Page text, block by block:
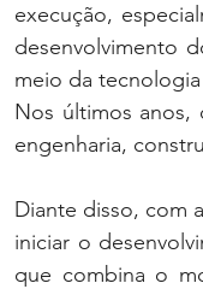
execução,
desenvolvimento
meio da
Nos últimos anos,
engenharia,
Diante disso, com
iniciar o
que combina o